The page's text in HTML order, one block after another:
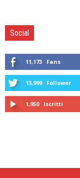
Social
11,173 Fans
13,999 Follower
1,950 Iscritti